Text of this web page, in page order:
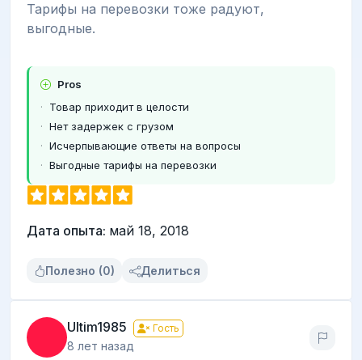
Тарифы на перевозки тоже радуют,
выгодные.
Pros
Товар приходит в целости
Нет задержек с грузом
Исчерпывающие ответы на вопросы
Выгодные тарифы на перевозки
Дата опыта: май 18, 2018
Полезно (0) Делиться
Ultim1985 Гость
8 лет назад